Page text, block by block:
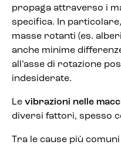
propaga attraverso i
specifica. In
masse rotanti (es.
anche minime
all’asse di rotazione
indesiderate.
Le vibrazioni nelle
diversi fattori, spesso
Tra le cause più